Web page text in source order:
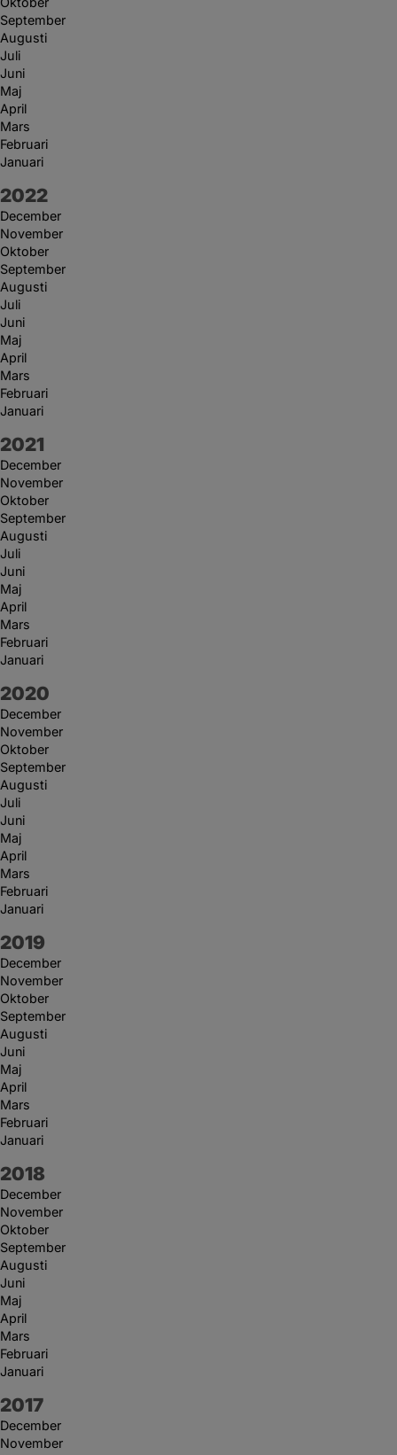
September
Augusti
Juli
Juni
Maj
April
Mars
Februari
Januari
År:
2022
December
November
Oktober
September
Augusti
Juli
Juni
Maj
April
Mars
Februari
Januari
År:
2021
December
November
Oktober
September
Augusti
Juli
Juni
Maj
April
Mars
Februari
Januari
År:
2020
December
November
Oktober
September
Augusti
Juli
Juni
Maj
April
Mars
Februari
Januari
År:
2019
December
November
Oktober
September
Augusti
Juni
Maj
April
Mars
Februari
Januari
År:
2018
December
November
Oktober
September
Augusti
Juni
Maj
April
Mars
Februari
Januari
År:
2017
December
November